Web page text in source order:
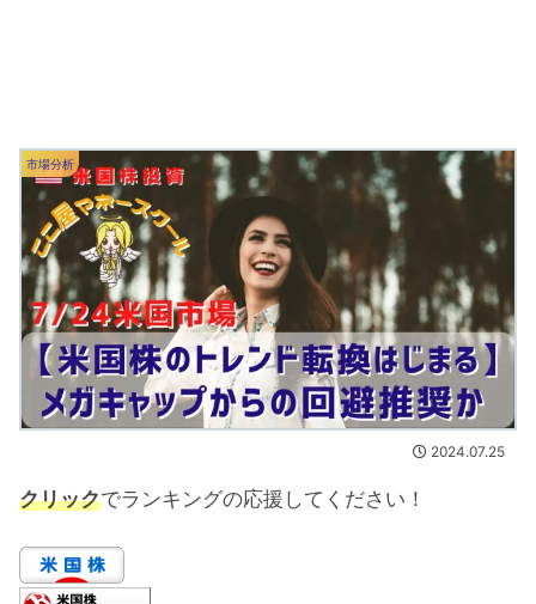
市場分析
2024.07.25
クリックでランキングの応援してください！